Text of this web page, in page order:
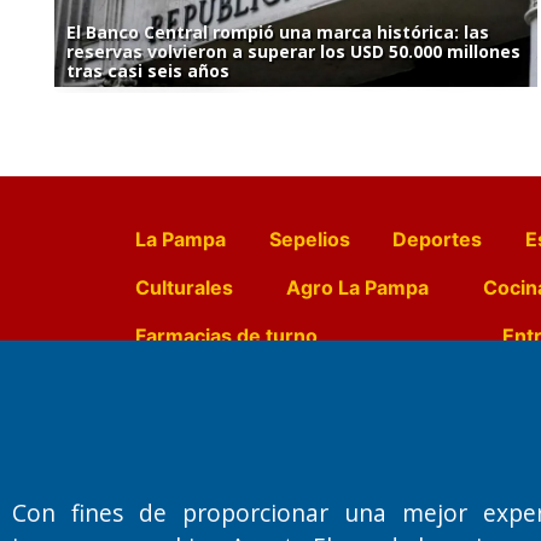
El Banco Central rompió una marca histórica: las
reservas volvieron a superar los USD 50.000 millones
tras casi seis años
La Pampa Sepelios Deportes
Culturales
Agro La Pampa
Farmacias de turno
Primera edición: Domingo 3 de
Miembro de ADIRA,ADEPA y CPPAL
Con fines de proporcionar una mejor